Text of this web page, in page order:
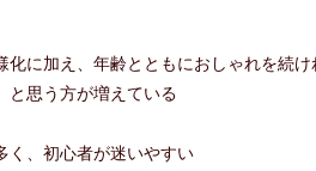
化に加え、年齢とともにおしゃれを続
と思う方が増えている
く、初心者が迷いやすい